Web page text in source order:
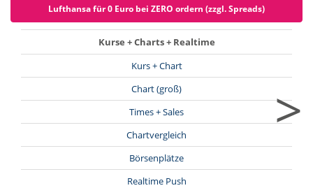
Lufthansa für 0 Euro bei ZERO ordern (zzgl. Spreads)
Kurse + Charts + Realtime
Kurs + Chart
Chart (groß)
Times + Sales
Chartvergleich
Börsenplätze
Realtime Push
>